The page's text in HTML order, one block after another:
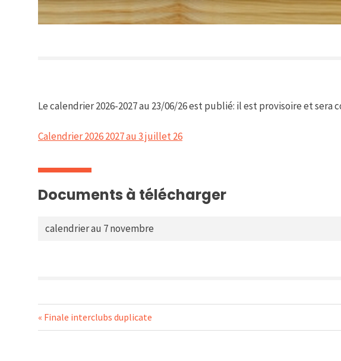
Le calendrier 2026-2027 au 23/06/26 est publié: il est provisoire et sera
Calendrier 2026 2027 au 3 juillet 26
Documents à télécharger
calendrier au 7 novembre
Navigation
Previous
Post:
Finale interclubs duplicate